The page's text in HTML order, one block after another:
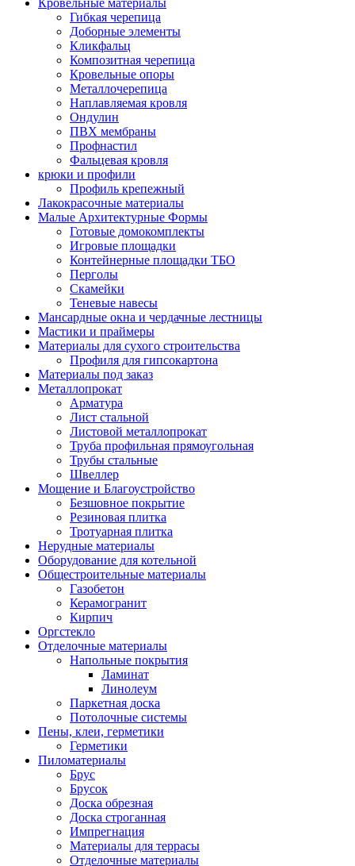
Кровельные материалы
Гибкая черепица
Доборные элементы
Кликфальц
Композитная черепица
Кровельные опоры
Металлочерепица
Наплавляемая кровля
Ондулин
ПВХ мембраны
Профнастил
Фальцевая кровля
крюки и профили
Профиль крепежный
Лакокрасочные материалы
Малые Архитектурные Формы
Готовые домокомплекты
Игровые площадки
Контейнерные площадки ТБО
Перголы
Скамейки
Теневые навесы
Мансардные окна и чердачные лестницы
Мастики и праймеры
Материалы для сухого строительства
Профиля для гипсокартона
Материалы под заказ
Металлопрокат
Арматура
Лист стальной
Листовой металлопрокат
Труба профильная прямоугольная
Трубы стальные
Швеллер
Мощение и Благоустройство
Безшовное покрытие
Резиновая плитка
Тротуарная плитка
Нерудные материалы
Оборудование для котельной
Общестроительные материалы
Газобетон
Керамогранит
Кирпич
Оргстекло
Отделочные материалы
Напольные покрытия
Ламинат
Линолеум
Паркетная доска
Потолочные системы
Пены, клеи, герметики
Герметики
Пиломатериалы
Брус
Брусок
Доска обрезная
Доска строганная
Импрегнация
Материалы для террасы
Отделочные материалы